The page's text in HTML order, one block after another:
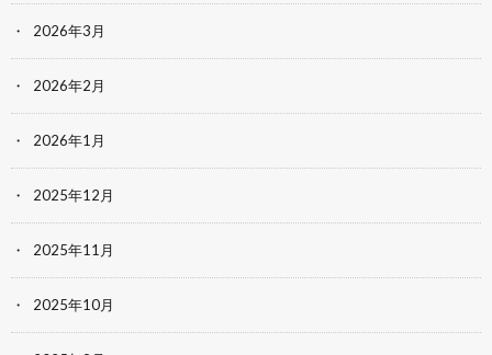
2026年3月
2026年2月
2026年1月
2025年12月
2025年11月
2025年10月